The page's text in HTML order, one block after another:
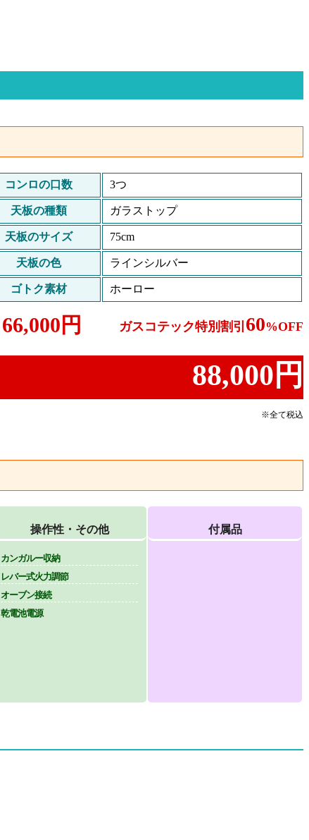
コンロの口数 3つ
天板の種類 ガラストップ
天板のサイズ 75cm
天板の色 ラインシルバー
ゴトク素材 ホーロー
ガスコテック特別割引 60%OFF
66,000円
88,000円
※全て税込
操作性・その他
カンガルー収納
レバー式火力調節
オーブン接続
乾電池電源
付属品